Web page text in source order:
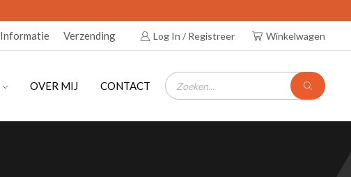
Informatie Verzending Log In / Registreer Winkelwagen
OVER MIJ CONTACT
PRODUCTEN
ZOEKEN